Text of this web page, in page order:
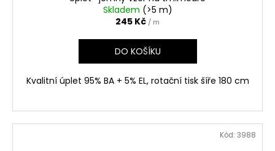
Skladem (>5 m)
245 Kč / m
DO KOŠÍKU
Kvalitní úplet 95% BA + 5% EL, rotační tisk šíře 180 cm
Kód: 3988